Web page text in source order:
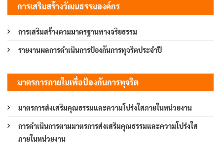
การเสริมสร้างวัฒนธรรมองค์กร
การเสริมสร้างตามมาตรฐานทางจริยธรรม
รายงานผลการดำเนินการป้องกันการทุจริตประจำปี
มาตรการภายในเพื่อป้องกันการทุจริต
มาตรการส่งเสริมคุณธรรมและความโปร่งใสภายในหน่วยงาน
การดำเนินการตามมาตรการส่งเสริมคุณธรรมและความโปร่งใส
ภายในหน่วยงาน